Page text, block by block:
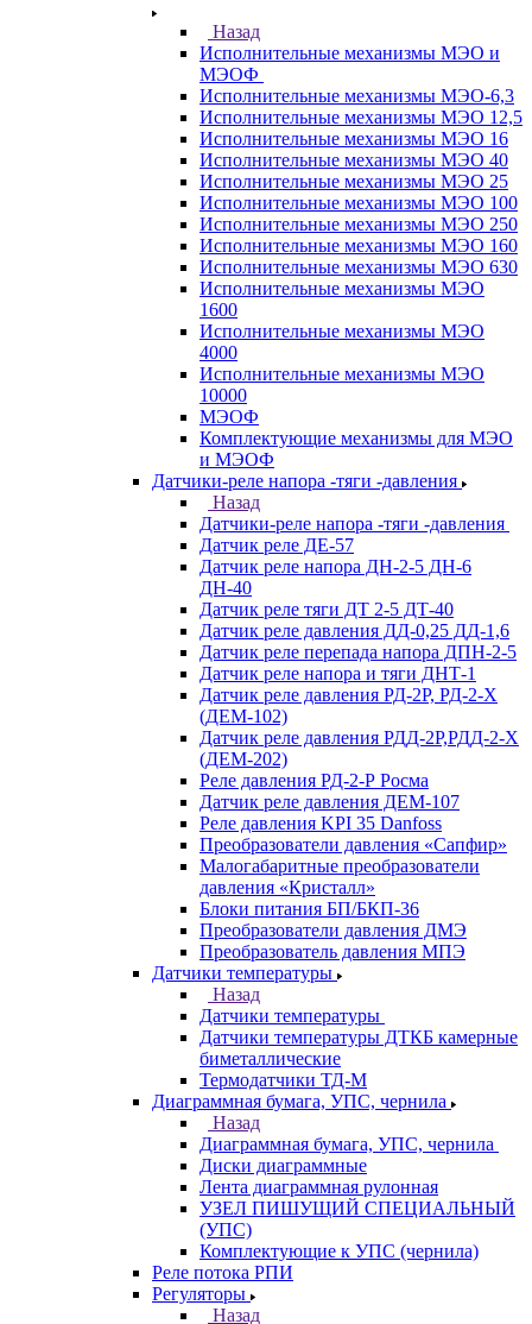
Назад
Исполнительные механизмы МЭО и
МЭОФ
Исполнительные механизмы МЭО-6,3
Исполнительные механизмы МЭО 12,5
Исполнительные механизмы МЭО 16
Исполнительные механизмы МЭО 40
Исполнительные механизмы МЭО 25
Исполнительные механизмы МЭО 100
Исполнительные механизмы МЭО 250
Исполнительные механизмы МЭО 160
Исполнительные механизмы МЭО 630
Исполнительные механизмы МЭО
1600
Исполнительные механизмы МЭО
4000
Исполнительные механизмы МЭО
10000
МЭОФ
Комплектующие механизмы для МЭО
и МЭОФ
Датчики-реле напора -тяги -давления
Назад
Датчики-реле напора -тяги -давления
Датчик реле ДЕ-57
Датчик реле напора ДН-2-5 ДН-6
ДН-40
Датчик реле тяги ДТ 2-5 ДТ-40
Датчик реле давления ДД-0,25 ДД-1,6
Датчик реле перепада напора ДПН-2-5
Датчик реле напора и тяги ДНТ-1
Датчик реле давления РД-2Р, РД-2-Х
(ДЕМ-102)
Датчик реле давления РДД-2Р,РДД-2-Х
(ДЕМ-202)
Реле давления РД-2-Р Росма
Датчик реле давления ДЕМ-107
Реле давления KPI 35 Danfoss
Преобразователи давления «Сапфир»
Малогабаритные преобразователи
давления «Кристалл»
Блоки питания БП/БКП-36
Преобразователи давления ДМЭ
Преобразователь давления МПЭ
Датчики температуры
Назад
Датчики температуры
Датчики температуры ДТКБ камерные
биметаллические
Термодатчики ТД-М
Диаграммная бумага, УПС, чернила
Назад
Диаграммная бумага, УПС, чернила
Диски диаграммные
Лента диаграммная рулонная
УЗЕЛ ПИШУЩИЙ СПЕЦИАЛЬНЫЙ
(УПС)
Комплектующие к УПС (чернила)
Реле потока РПИ
Регуляторы
Назад